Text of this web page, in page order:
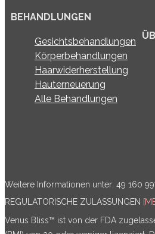
BEHANDLUNGEN
Gesichtsbehandlungen
Körperbehandlungen
Haarwiderherstellung
Hauterneuerung
Alle Behandlungen
Weitere Informationen unter: 49 160
REGULATORISCHE ZULASSUNGEN
Venus Bliss™ ist von der FDA